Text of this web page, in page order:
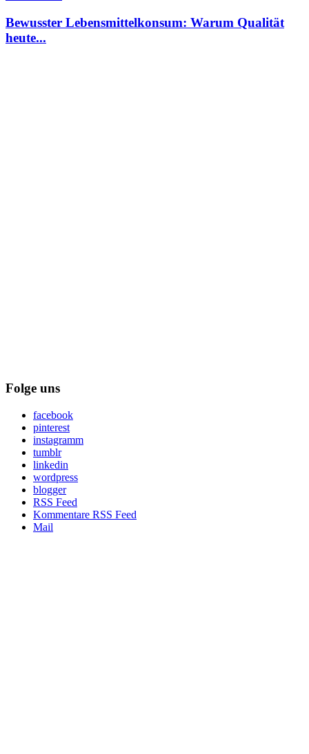
Bewusster Lebensmittelkonsum: Warum Qualität
heute...
Folge uns
facebook
pinterest
instagramm
tumblr
linkedin
wordpress
blogger
RSS Feed
Kommentare RSS Feed
Mail